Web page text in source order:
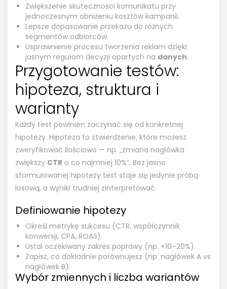
Zwiększenie skuteczności komunikatu przy
jednoczesnym obniżeniu kosztów kampanii.
Lepsze dopasowanie przekazu do różnych
segmentów odbiorców.
Usprawnienie procesu tworzenia reklam dzięki
jasnym regułom decyzji opartych na danych.
Przygotowanie testów:
hipoteza, struktura i
warianty
Każdy test powinien zaczynać się od konkretnej
hipotezy. Hipoteza to stwierdzenie, które możesz
zweryfikować ilościowo — np. „zmiana nagłówka
zwiększy CTR o co najmniej 10%”. Bez jasno
sformułowanej hipotezy test staje się jedynie próbą
losową, a wyniki trudniej zinterpretować.
Definiowanie hipotezy
Określ metrykę sukcesu (CTR, współczynnik
konwersji, CPA, ROAS).
Ustal oczekiwany zakres poprawy (np. +10–20%).
Zapisz, co dokładnie porównujesz (np. nagłówek A vs
nagłówek B).
Wybór zmiennych i liczba wariantów